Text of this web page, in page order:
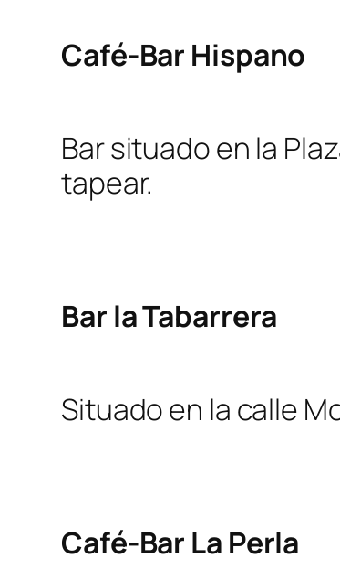
Café-Bar Hispano
Bar situado en la
tapear.
Bar la Tabarrera
Situado en la calle
Café-Bar La Perla